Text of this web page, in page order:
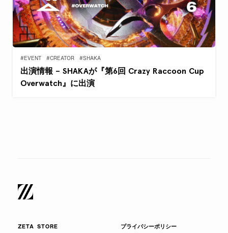
#EVENT #CREATOR #SHAKA
出演情報 – SHAKAが『第6回 Crazy Raccoon Cup
Overwatch』に出演
ZETA STORE プライバシーポリシー